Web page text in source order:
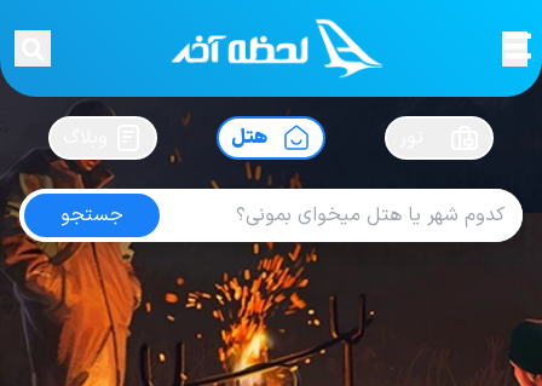
لحظه آخرسفرت رو بساز !
هتل
جستجو
هتل های مشهد
4.4 از 5| از124 کاربر
لحظه آخر هتل های داخلی هتل های مشهد